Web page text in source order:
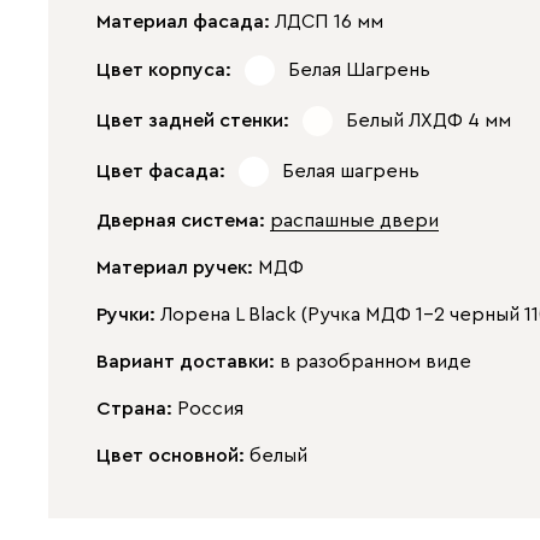
Материал фасада: ЛДСП 16 мм
Цвет корпуса: Белая Шагрень
Цвет задней стенки: Белый ЛХДФ 4 мм
Цвет фасада: Белая шагрень
Дверная система: распашные двери
Материал ручек: МДФ
Ручки: Лорена L Black (Ручка МДФ 1-2 черный
Вариант доставки: в разобранном виде
Страна: Россия
Цвет основной: белый